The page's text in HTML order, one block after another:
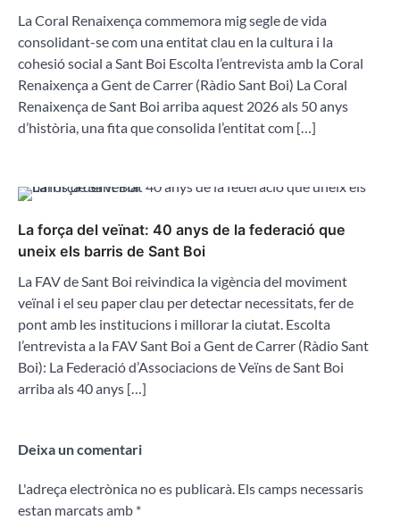
La Coral Renaixença commemora mig segle de vida
consolidant-se com una entitat clau en la cultura i la
cohesió social a Sant Boi Escolta l’entrevista amb la Coral
Renaixença a Gent de Carrer (Ràdio Sant Boi) La Coral
Renaixença de Sant Boi arriba aquest 2026 als 50 anys
d’història, una fita que consolida l’entitat com […]
La força del veïnat: 40 anys de la federació que
uneix els barris de Sant Boi
La FAV de Sant Boi reivindica la vigència del moviment
veïnal i el seu paper clau per detectar necessitats, fer de
pont amb les institucions i millorar la ciutat. Escolta
l’entrevista a la FAV Sant Boi a Gent de Carrer (Ràdio Sant
Boi): La Federació d’Associacions de Veïns de Sant Boi
arriba als 40 anys […]
Deixa un comentari
L'adreça electrònica no es publicarà. Els camps necessaris
estan marcats amb *